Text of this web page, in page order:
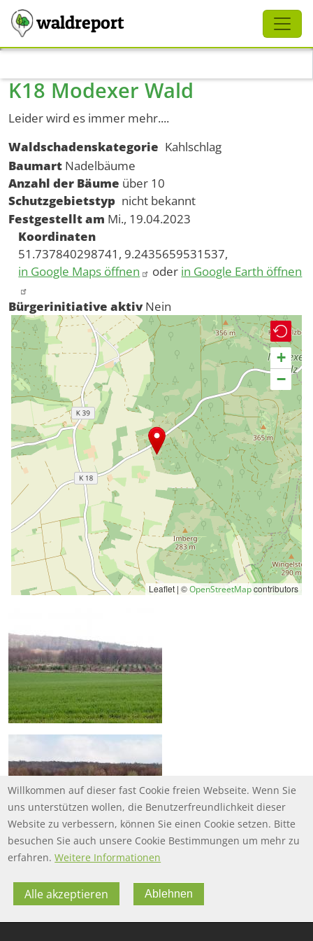
waldreport
K18 Modexer Wald
Leider wird es immer mehr....
Waldschadenskategorie Kahlschlag
Baumart Nadelbäume
Anzahl der Bäume über 10
Schutzgebietstyp nicht bekannt
Festgestellt am Mi., 19.04.2023
Koordinaten
51.737840298741, 9.2435659531537,
in Google Maps öffnen
oder in Google Earth öffnen
Bürgerinitiative aktiv Nein
+
−
Leaflet | ©OpenStreetMapcontributors
Schliessen
FOOTER MENU
FAQ
FOOTER-DATENSCHUTZ
Datenschutz
FOOTER-IMPRESSUM
Impressum
Willkommen auf dieser fast Cookie freien Webseite. Wenn Sie
uns unterstützen wollen, die Benutzerfreundlichkeit dieser
Website zu verbessern, können Sie einen Cookie setzen. Bitte
besuchen Sie auch unsere Cookie Bestimmungen um mehr zu
erfahren. Weitere Informationen
Alle akzeptieren Ablehnen